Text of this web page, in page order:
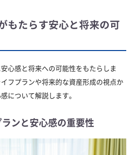
の窓口の活用で選ぶハウスメーカ
デルハウス検索の利用方法
接相談で得られる安心感
を成功に導く具体的なステップ
の具体的なポイント
制と信頼関係の構築
もり方法
もたらす安心と将来の可
心感と将来への可能性をもたらしま
フプランや将来的な資産形成の視点か
について解説します。
ンと安心感の重要性